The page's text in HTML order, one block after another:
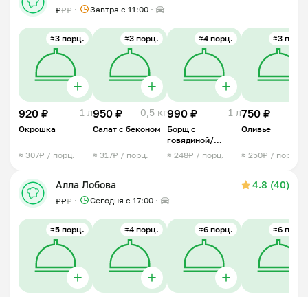
₽₽₽ Завтра c 11:00 —
≈3 порц.
920 ₽ 1 л
Окрошка
≈ 307₽ / порц.
≈3 порц.
950 ₽ 0,5 кг
Салат с беконом
≈ 317₽ / порц.
≈4 порц.
990 ₽ 1 л
Борщ с
говядиной/
свининой
≈ 248₽ / порц.
≈3 порц.
750 ₽
Оливье
≈ 250₽ / порц.
Алла Лобова 4.8 (40)
₽₽₽ Сегодня с 17:00 —
≈5 порц. ≈4 порц. ≈6 порц. ≈6 порц.